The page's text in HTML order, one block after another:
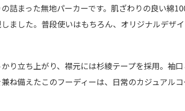
詰まった無地パーカーです。肌ざわりの良い綿
ました。普段使いはもちろん、オリジナルデザ
り立ち上がり、襟元には杉綾テープを採用。袖
ね備えたこのフーディーは、日常のカジュアル